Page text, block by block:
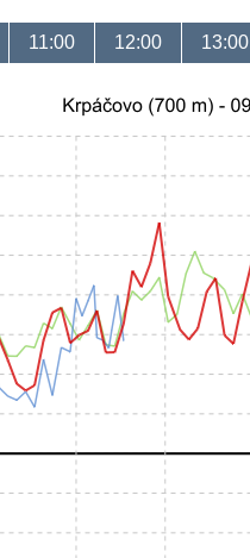
11:00 12:00 13:00